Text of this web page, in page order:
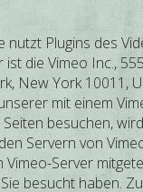
nutzt Plugins des
ist die Vimeo Inc.,
New York 10011,
mit einem
besuchen,
Servern von
Vimeo-Server
besucht haben.